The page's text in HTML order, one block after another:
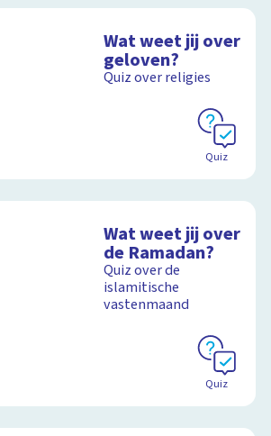
Wat weet jij over
geloven?
Quiz over religies
Quiz
Wat weet jij over
de Ramadan?
Quiz over de
islamitische
vastenmaand
Quiz